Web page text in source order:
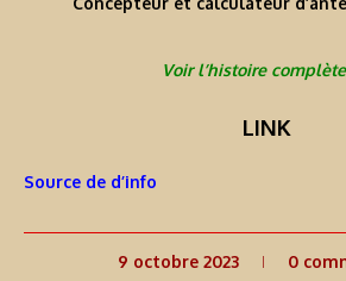
Voir l’histoire
LINK
Source de d’info
9 octobre 2023 0